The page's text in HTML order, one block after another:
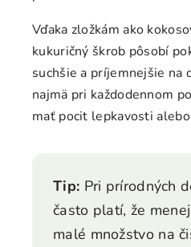
Vďaka zložkám ako
kukuričný škrob pôsobí
suchšie a príjemnejšie na
najmä pri každodennom
mať pocit lepkavosti
Tip: Pri prírodných
často platí, že
malé množstvo na